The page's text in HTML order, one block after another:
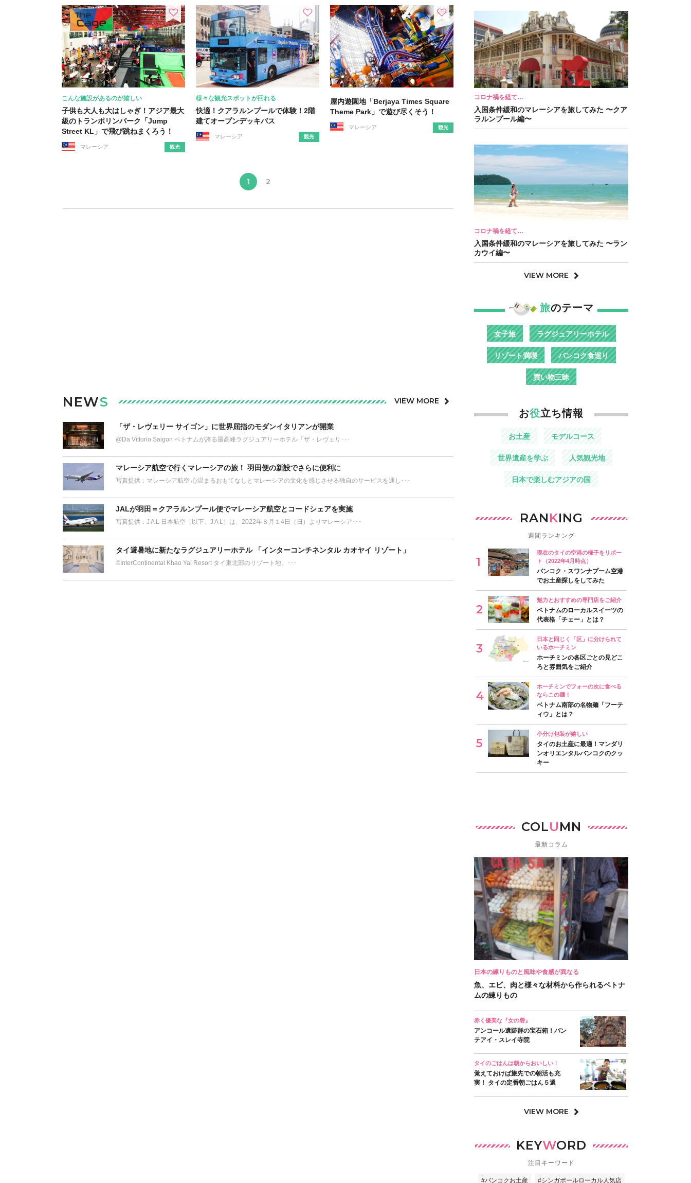
こんな施設があるのが嬉しい
子供も大人も大はしゃぎ！アジア最大
級のトランポリンパーク「Jump
Street KL」で飛び跳ねまくろう！
マレーシア 観光
様々な観光スポットが回れる
快適！クアラルンプールで体験！2階
建てオープンデッキバス
マレーシア 観光
屋内遊園地「Berjaya Times Square
Theme Park」で遊び尽くそう！
マレーシア 観光
1 2
NEWS VIEW MORE
「ザ・レヴェリー サイゴン」に世界屈指のモダンイタリアンが開業
@Da Vittorio Saigon ベトナムが誇る最高峰ラグジュアリーホテル「ザ・レヴェリ･･･
マレーシア航空で行くマレーシアの旅！ 羽田便の新設でさらに便利に
写真提供：マレーシア航空 心温まるおもてなしとマレーシアの文化を感じさせる独自のサービスを通し･･･
JALが羽田＝クアラルンプール便でマレーシア航空とコードシェアを実施
写真提供：J A L 日本航空（以下、J A L）は、2022年８月１4日（日）よりマレーシア･･･
タイ避暑地に新たなラグジュアリーホテル 「インターコンチネンタル カオヤイ リゾート」
©︎InterContinental Khao Yai Resort タイ東北部のリゾート地、･･･
コロナ禍を経て…
入国条件緩和のマレーシアを旅してみた 〜クア
ラルンプール編〜
コロナ禍を経て…
入国条件緩和のマレーシアを旅してみた 〜ラン
カウイ編〜
VIEW MORE
旅のテーマ
女子旅 ラグジュアリーホテル
リゾート満喫 バンコク食巡り
買い物三昧
お役立ち情報
お土産 モデルコース
世界遺産を学ぶ 人気観光地
日本で楽しむアジアの国
RANKING
週間ランキング
現在のタイの空港の様子をリポー
ト（2022年4月時点）
バンコク・スワンナプーム空港
でお土産探しをしてみた
魅力とおすすめの専門店をご紹介
ベトナムのローカルスイーツの
代表格「チェー」とは？
日本と同じく「区」に分けられて
いるホーチミン
ホーチミンの各区ごとの見どこ
ろと雰囲気をご紹介
ホーチミンでフォーの次に食べる
ならこの麺！
ベトナム南部の名物麺「フーテ
ィウ」とは？
小分け包装が嬉しい
タイのお土産に最適！マンダリ
ンオリエンタルバンコクのクッ
キー
COLUMN
最新コラム
日本の練りものと風味や食感が異なる
魚、エビ、肉と様々な材料から作られるベトナ
ムの練りもの
赤く優美な『女の砦』
アンコール遺跡群の宝石箱！バン
テアイ・スレイ寺院
タイのごはんは朝からおいしい！
覚えておけば旅先での朝活も充
実！ タイの定番朝ごはん５選
VIEW MORE
KEYWORD
注目キーワード
#バンコクお土産 #シンガポールローカル人気店